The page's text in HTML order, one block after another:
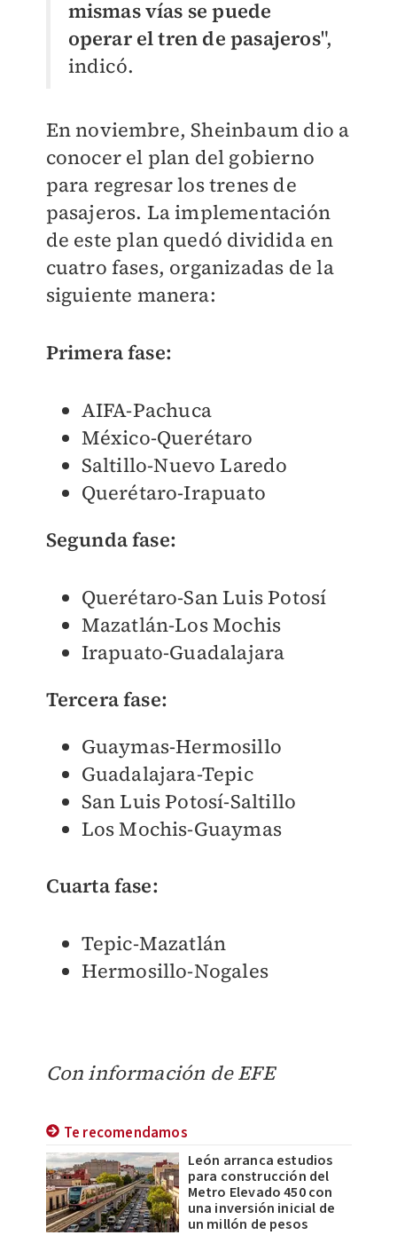
mismas vías se puede
operar el tren de pasajeros",
indicó.
En noviembre, Sheinbaum dio a
conocer el plan del gobierno
para regresar los trenes de
pasajeros. La implementación
de este plan quedó dividida en
cuatro fases, organizadas de la
siguiente manera:
Primera fase:
AIFA-Pachuca
México-Querétaro
Saltillo-Nuevo Laredo
Querétaro-Irapuato
Segunda fase:
Querétaro-San Luis Potosí
Mazatlán-Los Mochis
Irapuato-Guadalajara
Tercera fase:
Guaymas-Hermosillo
Guadalajara-Tepic
San Luis Potosí-Saltillo
Los Mochis-Guaymas
Cuarta fase:
Tepic-Mazatlán
Hermosillo-Nogales
Con información de EFE
Te recomendamos
León arranca estudios
para construcción del
Metro Elevado 450 con
una inversión inicial de
un millón de pesos